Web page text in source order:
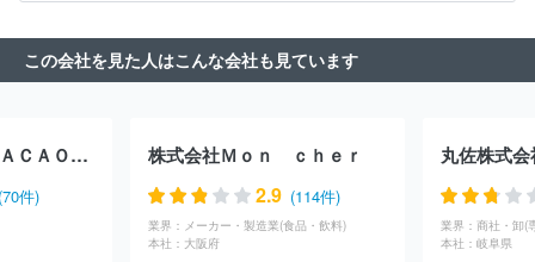
式会社ベイクルーズ
株式会社フジコウ 株式会社ナイガイ
株式
会社銀座ヨシノヤ
株式会社ヤマノホールディングス
里奈
西川株式会社 株式会社ヒットマン
株式会社リンク・セオ
ジャパン株式会社
株式会社京都きもの友禅ホールディングス
株
式会社アズノゥアズ
株式会社丸東 福助株式会社
株式会社エス
ティーサービス
株式会社ＳＴＸ
伊豆義株式会社 株式会社センコウ
増成織ネーム株式
この会社を見た人はこんな会社も見ています
ＭＡＩＳＯＮ ＣＡＣＡＯ株式会社
件)
株式会社Ｍｏｎ ｃｈｅｒ
2.9 (114件)
業界： メーカー・製造業(食品・飲料)
本社： 大阪府
丸佐株式会
業界：
本社： 岐阜県